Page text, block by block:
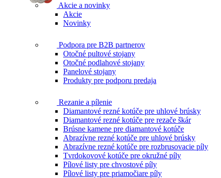
Akcie a novinky
Akcie
Novinky
Podpora pre B2B partnerov
Otočné pultové stojany
Otočné podlahové stojany
Panelové stojany
Produkty pre podporu predaja
Rezanie a pílenie
Diamantové rezné kotúče pre uhlové brúsky
Diamantové rezné kotúče pre rezače škár
Brúsne kamene pre diamantové kotúče
Abrazívne rezné kotúče pre uhlové brúsky
Abrazívne rezné kotúče pre rozbrusovacie píly
Tvrdokovové kotúče pre okružné píly
Pílové listy pre chvostové píly
Pílové listy pre priamočiare píly